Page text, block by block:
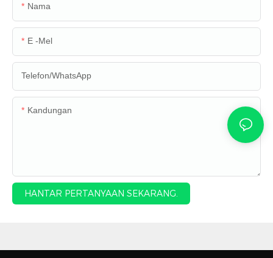
Nama
E -mel
Telefon/WhatsApp
Kandungan
HANTAR PERTANYAAN SEKARANG.